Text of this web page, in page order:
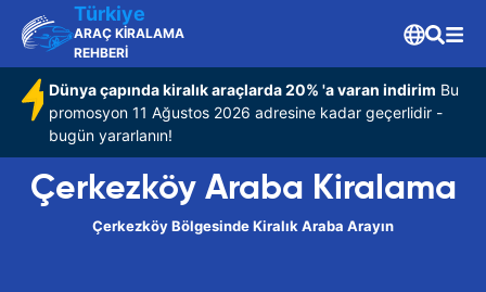
Türkiye
ARAÇ KİRALAMA
REHBERİ
Dünya çapında kiralık araçlarda 20% 'a varan indirim Bu
promosyon 11 Ağustos 2026 adresine kadar geçerlidir -
bugün yararlanın!
Çerkezköy Araba Kiralama
Çerkezköy Bölgesinde Kiralık Araba Arayın